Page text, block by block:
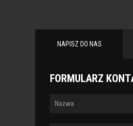
STRONY
NAPISZ DO NAS
FORMULARZ